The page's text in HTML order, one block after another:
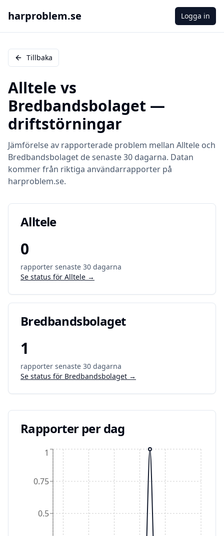
harproblem.se Logga in
Tillbaka
Alltele vs
Bredbandsbolaget —
driftstörningar
Jämförelse av rapporterade problem mellan Alltele och
Bredbandsbolaget de senaste 30 dagarna. Datan
kommer från riktiga användarrapporter på
harproblem.se.
Alltele
0
rapporter senaste 30 dagarna
Se status för Alltele →
Bredbandsbolaget
1
rapporter senaste 30 dagarna
Se status för Bredbandsbolaget →
Rapporter per dag
0.5
0.75
1